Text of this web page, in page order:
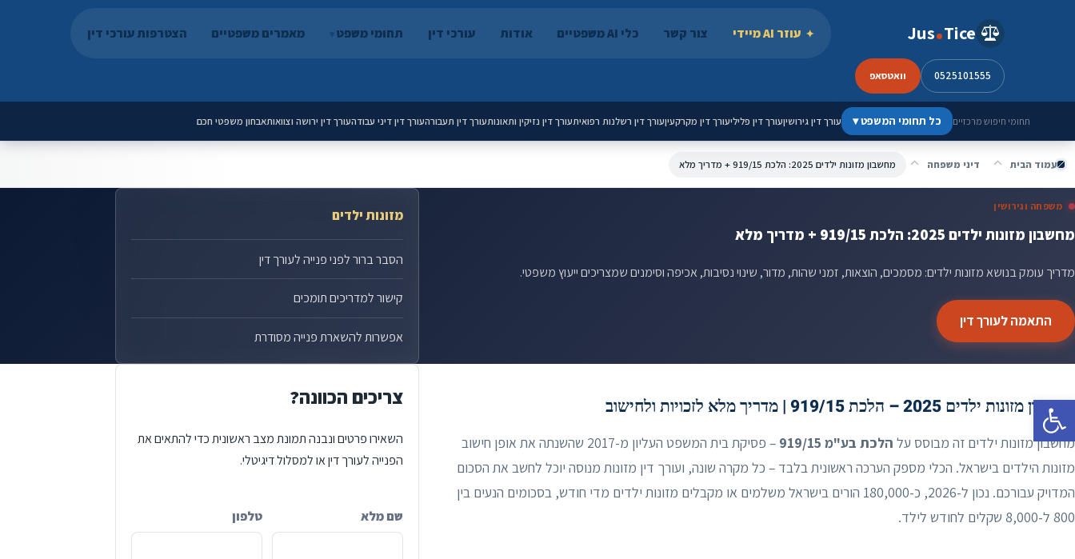
פתח סרגל נגישות
Jus Tice עוזר AI מיידי צור קשר כלי AI משפטיים אודות עורכי דין תחומי משפט מאמרים משפטיים הצטרפות עורכי דין
0525101555 וואטסאפ
תחומי חיפוש מרכזיים כל תחומי המשפט▾ עורך דין גירושיןעורך דין פליליעורך דין מקרקעיןעורך דין רשלנות רפואיתעורך דין נזיקין ותאונותעורך דין תעבורהעורך דין דיני עבודהעורך דין ירושה וצוואותאבחון משפטי חכם
עמוד הבית דיני משפחה מחשבון מזונות ילדים 2025: הלכת 919/15 + מדריך מלא
משפחה וגירושין
מחשבון מזונות ילדים 2025: הלכת 919/15 + מדריך מלא
מדריך עומק בנושא מזונות ילדים: מסמכים, הוצאות, זמני שהות, מדור, שינוי נסיבות, אכיפה וסימנים שמצריכים ייעוץ משפטי.
התאמה לעורך דין
מזונות ילדים
הסבר ברור לפני פנייה לעורך דין
קישור למדריכים תומכים
אפשרות להשארת פנייה מסודרת
מחשבון מזונות ילדים 2025 – הלכת 919/15 | מדריך מלא לזכויות ולחישוב
מחשבון מזונות ילדים זה מבוסס על הלכת בע"מ 919/15
– פסיקת בית המשפט העליון מ-2017 שהשנתה את אופן חישוב
מזונות הילדים בישראל. הכלי מספק הערכה ראשונית בלבד – כל מקרה שונה, ועורך דין מזונות מנוסה יוכל לחשב את הסכום
המדויק עבורכם. נכון ל-2026, כ-180,000 הורים בישראל משלמים או מקבלים מזונות ילדים מדי חודש, בסכומים הנעים בין
800 ל-8,000 שקלים לחודש לילד.
צריכים הכוונה?
השאירו פרטים ונבנה תמונת מצב ראשונית כדי להתאים את
הפנייה לעורך דין או למסלול דיגיטלי.
Company
שם מלא טלפון